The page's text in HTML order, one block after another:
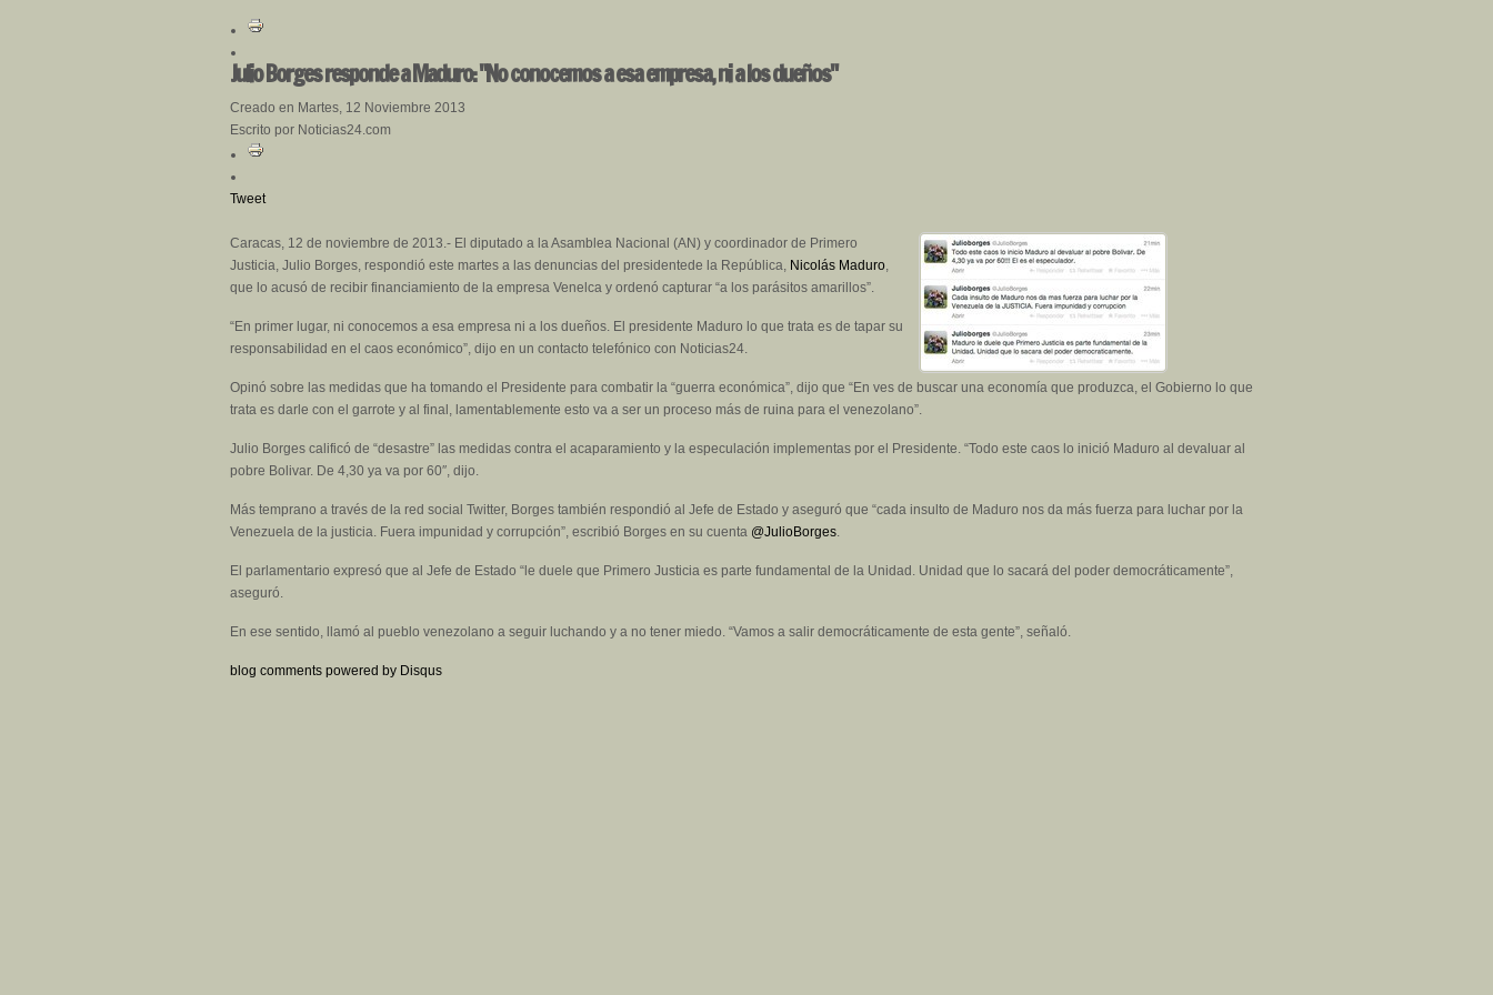
Julio Borges responde a Maduro: "No conocemos a esa empresa, ni a los dueños"
Creado en Martes, 12 Noviembre 2013
Escrito por Noticias24.com
Tweet
Caracas, 12 de noviembre de 2013.- El diputado a la Asamblea Nacional (AN) y coordinador de Primero
Justicia, Julio Borges, respondió este martes a las denuncias del presidentede la República, Nicolás Maduro,
que lo acusó de recibir financiamiento de la empresa Venelca y ordenó capturar “a los parásitos amarillos”.
“En primer lugar, ni conocemos a esa empresa ni a los dueños. El presidente Maduro lo que trata es de tapar su
responsabilidad en el caos económico”, dijo en un contacto telefónico con Noticias24.
Opinó sobre las medidas que ha tomando el Presidente para combatir la “guerra económica”, dijo que “En ves de buscar una economía que produzca, el Gobierno lo que
trata es darle con el garrote y al final, lamentablemente esto va a ser un proceso más de ruina para el venezolano”.
Julio Borges calificó de “desastre” las medidas contra el acaparamiento y la especulación implementas por el Presidente. “Todo este caos lo inició Maduro al devaluar al
pobre Bolivar. De 4,30 ya va por 60″, dijo.
Más temprano a través de la red social Twitter, Borges también respondió al Jefe de Estado y aseguró que “cada insulto de Maduro nos da más fuerza para luchar por la
Venezuela de la justicia. Fuera impunidad y corrupción”, escribió Borges en su cuenta @JulioBorges.
El parlamentario expresó que al Jefe de Estado “le duele que Primero Justicia es parte fundamental de la Unidad. Unidad que lo sacará del poder democráticamente”,
aseguró.
En ese sentido, llamó al pueblo venezolano a seguir luchando y a no tener miedo. “Vamos a salir democráticamente de esta gente”, señaló.
blog comments powered by Disqus